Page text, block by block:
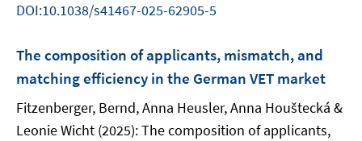
DOI:10.1038/s41467-025-62905-5
The composition of applicants, mismatch, and
matching efficiency in the German VET market
Fitzenberger, Bernd, Anna Heusler, Anna Houštecká &
Leonie Wicht (2025): The composition of applicants,